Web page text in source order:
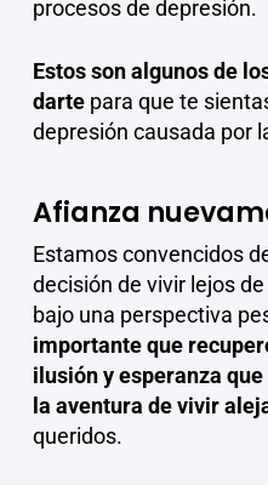
procesos de depresión.
Estos son algunos de
dartepara que te
depresión causada por
Afianza
Estamos convencidos
decisión de vivir lejos
bajo una perspectiva
importante que
ilusión y esperanza
la aventura de vivir
queridos.